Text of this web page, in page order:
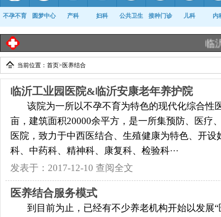
不孕不育 圆梦中心 产科 妇科 公共卫生 接种门诊 儿科 内
康复科
临沂
当前位置： 首页> 医养结合
临沂工业园医院&临沂安康老年养护院
该院为一所以不孕不育为特色的现代化综合性
亩，建筑面积20000余平方，是一所集预防、医疗
医院，致力于中西医结合、生殖健康为特色、开
科、中药科、精神科、康复科、检验科···
发表于：2017-12-10 查阅全文
医养结合服务模式
到目前为止，已经有不少养老机构开始以发展